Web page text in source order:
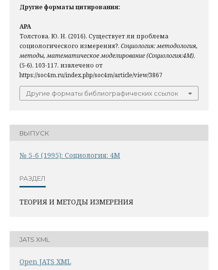
Другие форматы цитирования:
APA
Толстова, Ю. Н. (2016). Существует ли проблема
социологического измерения?. Социология: методология,
методы, математическое моделирование (Социология:4М),
(5-6), 103-117. извлечено от
https://soc4m.ru/index.php/soc4m/article/view/3867
Другие форматы библиографических ссылок
ВЫПУСК
№ 5-6 (1995): Социология: 4М
РАЗДЕЛ
ТЕОРИЯ И МЕТОДЫ ИЗМЕРЕНИЯ
JATS XML
Open JATS XML